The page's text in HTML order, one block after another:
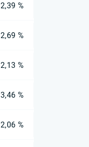
2,39 %
2,69 %
2,13 %
3,46 %
2,06 %